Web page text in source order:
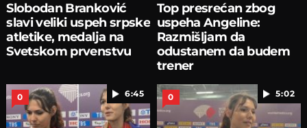
Slobodan Branković
slavi veliki uspeh srpske
atletike, medalja na
Svetskom prvenstvu
Top presrećan zbog
uspeha Angeline:
Razmišljam da
odustanem da budem
trener
6:45
0 5:02
0